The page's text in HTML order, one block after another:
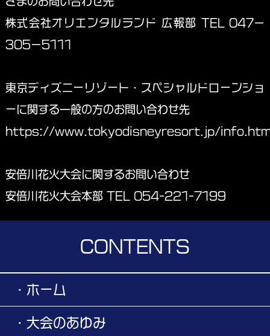
株式会社オリエンタルランド 広報部 TEL 047－
305－5111
東京ディズニーリゾート・スペシャルドローンショ
ーに関する一般の方のお問い合わせ先
https://www.tokyodisneyresort.jp/
安倍川花火大会に関するお問い合わせ
安倍川花火大会本部 TEL 054-221-7199
CONTENTS
・ホーム
・大会のあゆみ